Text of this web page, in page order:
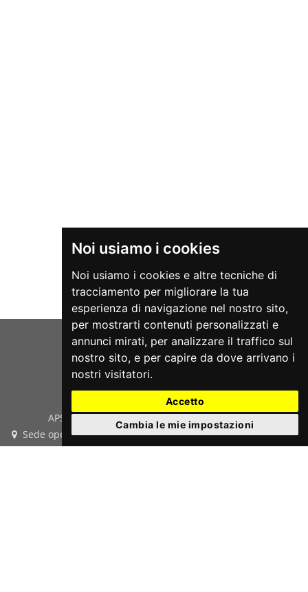
Noi usiamo i cookies
Noi usiamo i cookies e altre tecniche di
tracciamento per migliorare la tua
esperienza di navigazione nel nostro sito,
per mostrarti contenuti personalizzati e
annunci mirati, per analizzare il traffico sul
nostro sito, e per capire da dove arrivano i
nostri visitatori.
Accetto
Cambia le mie impostazioni
APS teatrOrtaet - P.Iva e Cod.Fis. 03933420287
Sede operativa: Via San Bellino, 14 - 35020 Albignasego (PD)
- Sede legale: Via Puglie, 2 35030 Rubano (PD)